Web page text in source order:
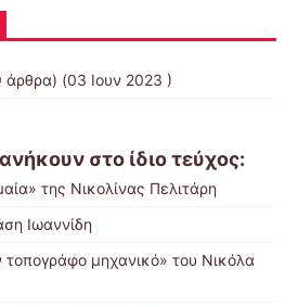
άρθρα) (03 Ιουν 2023 )
στο ίδιο τεύχος:
της Νικολίνας Πελιτάρη
Ιωαννίδη
μηχανικό» του Νικόλα